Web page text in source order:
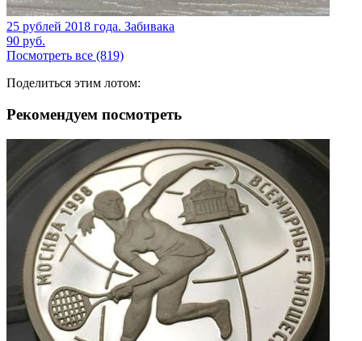
25 рублей 2018 года. Забивака
90 руб.
Посмотреть все (819)
Поделиться этим лотом:
Рекомендуем посмотреть